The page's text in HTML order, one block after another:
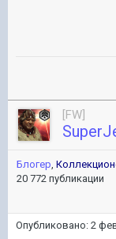
[FW]
Блогер,
20 772 публикации
Опубликовано: 2